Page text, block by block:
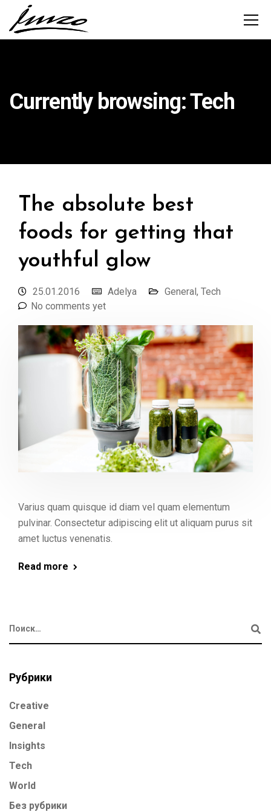
Currently browsing: Tech
The absolute best
foods for getting that
youthful glow
25.01.2016 Adelya General, Tech
No comments yet
Varius quam quisque id diam vel quam elementum
pulvinar. Consectetur adipiscing elit ut aliquam purus sit
amet luctus venenatis.
Read more
Рубрики
Creative
General
Insights
Tech
World
Без рубрики